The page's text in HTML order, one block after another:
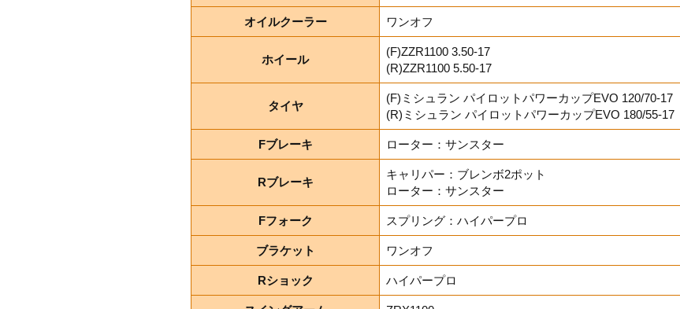
オイルクーラー ワンオフ
ホイール
(F)ZZR1100 3.50-17
(R)ZZR1100 5.50-17
タイヤ
(F)ミシュラン パイロットパワーカップEVO 120/70-17
(R)ミシュラン パイロットパワーカップEVO 180/55-17
Fブレーキ ローター：サンスター
Rブレーキ
キャリパー：ブレンボ2ポット
ローター：サンスター
Fフォーク スプリング：ハイパープロ
ブラケット ワンオフ
Rショック ハイパープロ